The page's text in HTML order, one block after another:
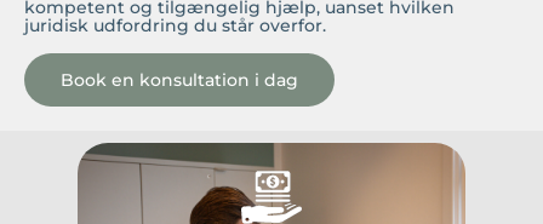
kompetent og tilgængelig hjælp, uanset hvilken
juridisk udfordring du står overfor.
Book en konsultation i dag